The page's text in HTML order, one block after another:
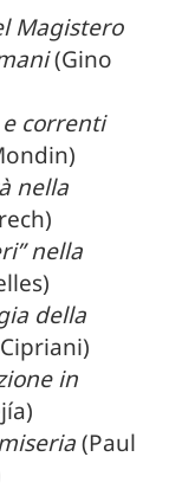
Magistero
(Gino
correnti
nella
nella
della
in
(Paul